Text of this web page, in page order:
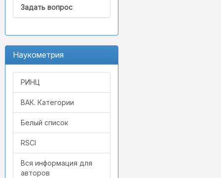
Задать вопрос
Наукометрия
РИНЦ
ВАК. Категории
Белый список
RSCI
Вся информация для
авторов